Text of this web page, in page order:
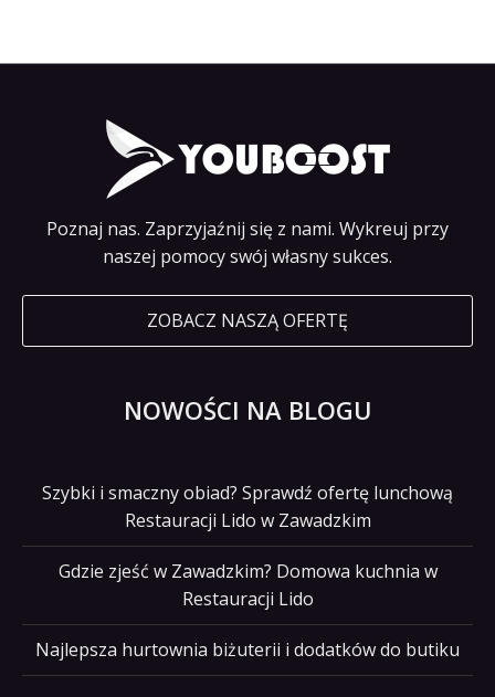
Poznaj nas. Zaprzyjaźnij się z nami. Wykreuj przy
naszej pomocy swój własny sukces.
ZOBACZ NASZĄ OFERTĘ
NOWOŚCI NA BLOGU
Szybki i smaczny obiad? Sprawdź ofertę lunchową
Restauracji Lido w Zawadzkim
Gdzie zjeść w Zawadzkim? Domowa kuchnia w
Restauracji Lido
Najlepsza hurtownia biżuterii i dodatków do butiku